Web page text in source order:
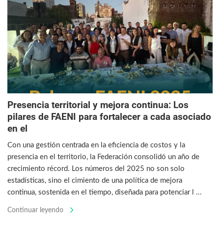
Presencia territorial y mejora continua: Los
pilares de FAENI para fortalecer a cada asociado
en el
Con una gestión centrada en la eficiencia de costos y la
presencia en el territorio, la Federación consolidó un año de
crecimiento récord. Los números del 2025 no son solo
estadísticas, sino el cimiento de una política de mejora
continua, sostenida en el tiempo, diseñada para potenciar l ...
Continuar leyendo